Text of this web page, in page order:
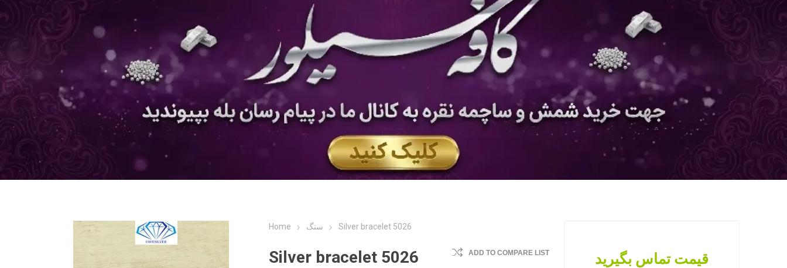
Home سنگ Silver bracelet 5026
Silver bracelet 5026 ADD TO COMPARE LIST قیمت تماس بگیرید